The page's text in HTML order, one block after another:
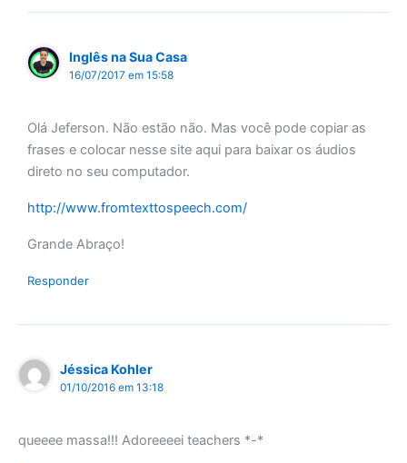
Inglês na Sua Casa
16/07/2017 em 15:58
Olá Jeferson. Não estão não. Mas você pode copiar as
frases e colocar nesse site aqui para baixar os áudios
direto no seu computador.
http://www.fromtexttospeech.com/
Grande Abraço!
Responder
Jéssica Kohler
01/10/2016 em 13:18
queeee massa!!! Adoreeeei teachers *-*